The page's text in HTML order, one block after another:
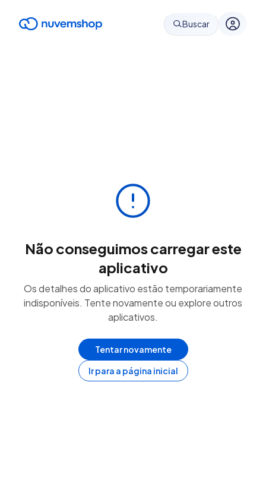
Buscar
Não conseguimos carregar este
aplicativo
Os detalhes do aplicativo estão temporariamente
indisponíveis. Tente novamente ou explore outros
aplicativos.
Tentar novamente
Ir para a página inicial